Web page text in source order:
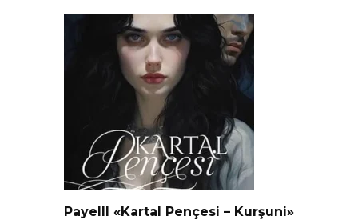
Payelll «Kartal Pençesi – Kurşuni»